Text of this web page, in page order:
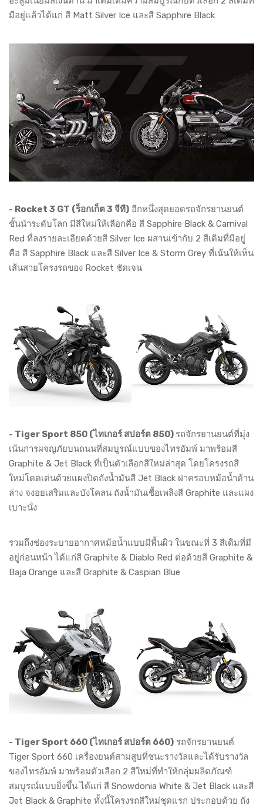
มีอยู่แล้วได้แก่ สี Matt Silver Ice และสี Sapphire Black
- Rocket 3 GT (ร็อกเก็ต 3 จีที) อีกหนึ่งสุดยอดรถจักรยานยนต์
ชั้นนำระดับโลก มีสีใหม่ให้เลือกคือ สี Sapphire Black & Carnival
Red ที่ลงรายละเอียดด้วยสี Silver Ice ผสานเข้ากับ 2 สีเดิมที่มีอยู่
คือ สี Sapphire Black และสี Silver Ice & Storm Grey ที่เน้นให้เห็น
เส้นสายโครงรถของ Rocket ชัดเจน
- Tiger Sport 850 (ไทเกอร์ สปอร์ต 850) รถจักรยานยนต์ที่มุ่ง
เน้นการผจญภัยบนถนนที่สมบูรณ์แบบของไทรอัมพ์ มาพร้อมสี
Graphite & Jet Black ที่เป็นตัวเลือกสีใหม่ล่าสุด โดยโครงรถสี
ใหม่โดดเด่นด้วยแผงปิดถังน้ำมันสี Jet Black ฝาครอบหม้อน้ำด้าน
ล่าง จงอยเสริมและบังโคลน ถังน้ำมันเชื้อเพลิงสี Graphite และแผง
เบาะนั่ง
รวมถึงช่องระบายอากาศหม้อน้ำแบบมีพื้นผิว ในขณะที่ 3 สีเดิมที่มี
อยู่ก่อนหน้า ได้แก่สี Graphite & Diablo Red ต่อด้วยสี Graphite &
Baja Orange และสี Graphite & Caspian Blue
- Tiger Sport 660 (ไทเกอร์ สปอร์ต 660) รถจักรยานยนต์
Tiger Sport 660 เครื่องยนต์สามสูบที่ชนะรางวัลและได้รับรางวัล
ของไทรอัมพ์ มาพร้อมตัวเลือก 2 สีใหม่ที่ทำให้กลุ่มผลิตภัณฑ์
สมบูรณ์แบบยิ่งขึ้น ได้แก่ สี Snowdonia White & Jet Black และสี
Jet Black & Graphite ทั้งนี้โครงรถสีใหม่ชุดแรก ประกอบด้วย ถัง